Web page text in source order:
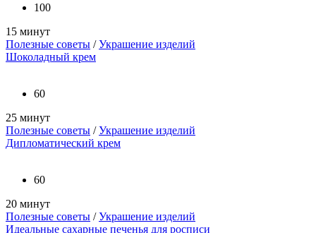
100
15 минут
Полезные советы /Украшение изделий
Шоколадный крем
60
25 минут
Полезные советы /Украшение изделий
Дипломатический крем
60
20 минут
Полезные советы /Украшение изделий
Идеальные сахарные печенья для росписи